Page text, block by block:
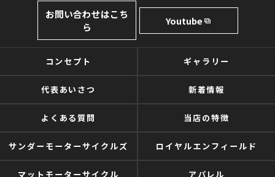
お問い合わせはこち
ら
Youtube
コンセプト ギャラリー
代表あいさつ 新着情報
よくある質問 当店の特徴
サンダーモーターサイクルズ ロイヤルエンフィールド
マットモーターサイクル アパレル